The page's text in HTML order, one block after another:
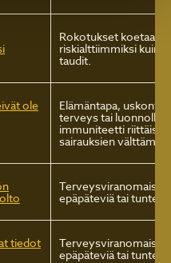
Rokotukset koetaan
riskialttiimmiksi kuin
taudit.
ole Elämäntapa,
terveys tai
immuniteetti
sairauksien
Terveysviranomaiset
epäpäteviä tai
tiedot Terveysviranomaiset
epäpäteviä tai